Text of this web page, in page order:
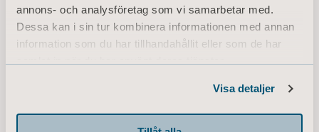
annons- och analysföretag som vi samarbetar med.
Dessa kan i sin tur kombinera informationen med annan
information som du har tillhandahållit eller som de har
Visa detaljer
Designa för Emma
vårdhemsansvariga, experter på säker